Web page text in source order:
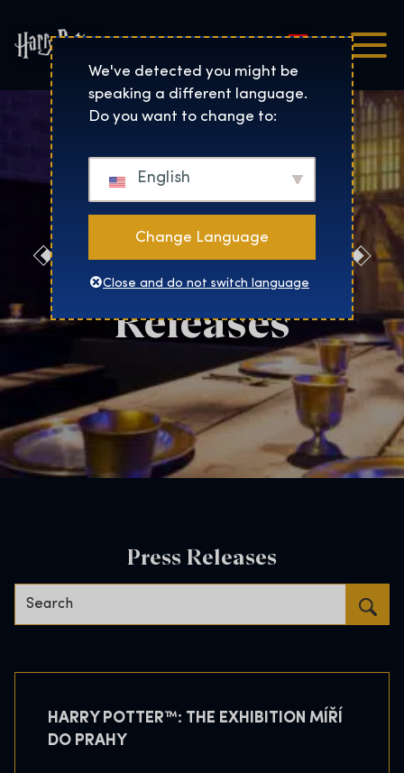
Harry Potter™: The
Magyar
Prague Press
Releases
Press Releases
HARRY POTTER™: THE EXHIBITION MÍŘÍ
DO PRAHY
We've detected you might be
speaking a different language.
Do you want to change to:
English
Change Language
Close and do not switch language